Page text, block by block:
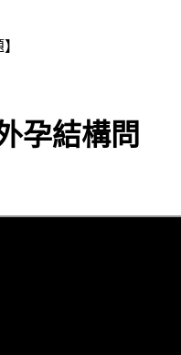
孕結構問